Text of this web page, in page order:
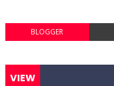
BLOGGER
VIEW